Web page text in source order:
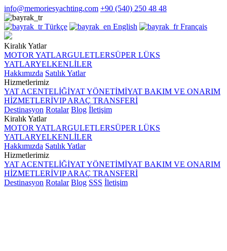
info@memoriesyachting.com +90 (540) 250 48 48
Türkçe English Français
Kiralık Yatlar
MOTOR YATLARGULETLERSÜPER LÜKS
YATLARYELKENLİLER
Hakkımızda Satılık Yatlar
Hizmetlerimiz
YAT ACENTELİĞİYAT YÖNETİMİYAT BAKIM VE ONARIM
HİZMETLERİVIP ARAÇ TRANSFERİ
Destinasyon Rotalar Blog İletişim
Kiralık Yatlar
MOTOR YATLARGULETLERSÜPER LÜKS
YATLARYELKENLİLER
Hakkımızda Satılık Yatlar
Hizmetlerimiz
YAT ACENTELİĞİYAT YÖNETİMİYAT BAKIM VE ONARIM
HİZMETLERİVIP ARAÇ TRANSFERİ
Destinasyon Rotalar Blog SSS İletişim